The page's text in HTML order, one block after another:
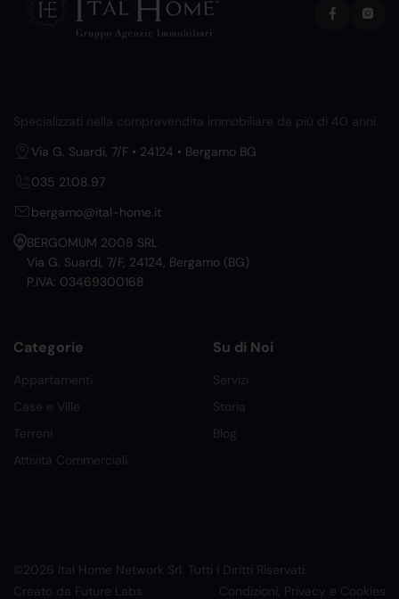
Specializzati nella compravendita immobiliare da più di 40 anni.
Via G. Suardi, 7/F • 24124 • Bergamo BG
035 21.08.97
bergamo@ital-home.it
BERGOMUM 2008 SRL
Via G. Suardi, 7/F, 24124, Bergamo (BG)
P.IVA: 03469300168
Categorie
Appartamenti
Case e Ville
Terreni
Attività Commerciali
Su di Noi
Servizi
Storia
Blog
©2026 Ital Home Network Srl. Tutti i Diritti Riservati.
Creato da Future Labs
Condizioni, Privacy e Cookies